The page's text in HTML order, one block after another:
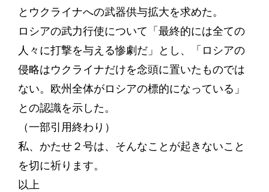
とウクライナへの武器供与拡大を求めた。
ロシアの武力行使について「最終的には全ての
人々に打撃を与える惨劇だ」とし、「ロシアの
侵略はウクライナだけを念頭に置いたものでは
ない。欧州全体がロシアの標的になっている」
との認識を示した。
（一部引用終わり）
私、かたせ２号は、そんなことが起きないこと
を切に祈ります。
以上